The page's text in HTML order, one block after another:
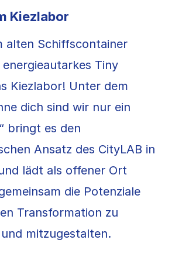
Kiezlabor
alten Schiffscontainer
Tiny
Kiezlabor! Unter dem
dich sind wir nur ein
bringt es den
Ansatz des CityLAB in
lädt als offener Ort
die Potenziale
Transformation zu
mitzugestalten.